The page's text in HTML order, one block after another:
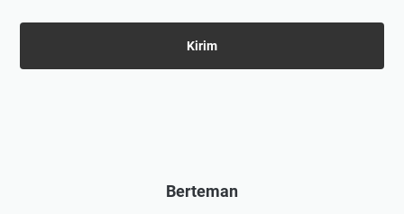
Berteman